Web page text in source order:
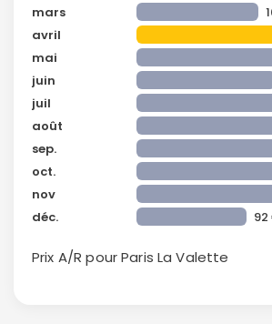
mars
avril
mai
juin
juil
août
sep.
oct.
nov
déc.
Prix A/R pour Paris La Valette